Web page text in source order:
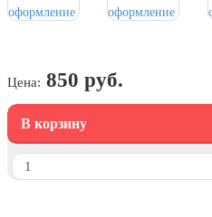
10 ноября, День сотрудника органов
внутренних дел РФ
19 ноября, День Ракетных Войск и
Артиллерии
День матери (последнее воскресенье
ноября)
5 декабря, День начала
Цена: 850 руб.
В корзину